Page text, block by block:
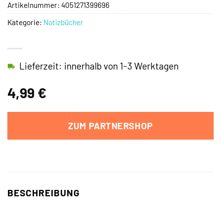
4,99 €
Lieferzeit: innerhalb von 1-3 Werktagen
ZUM PARTNERSHOP
Artikelnummer: 4051271399696
Kategorie: Notizbücher
BESCHREIBUNG